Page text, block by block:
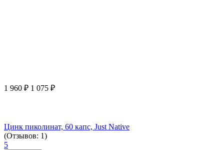
1 960 ₽ 1 075 ₽
Цинк пиколинат, 60 капс, Just Native
(Отзывов: 1)
5